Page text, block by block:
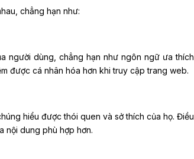
chẳng hạn như:
người dùng, chẳng hạn như ngôn ngữ ưa thích
được cá nhân hóa hơn khi truy cập trang web.
hiểu được thói quen và sở thích của họ. Điều
nội dung phù hợp hơn.